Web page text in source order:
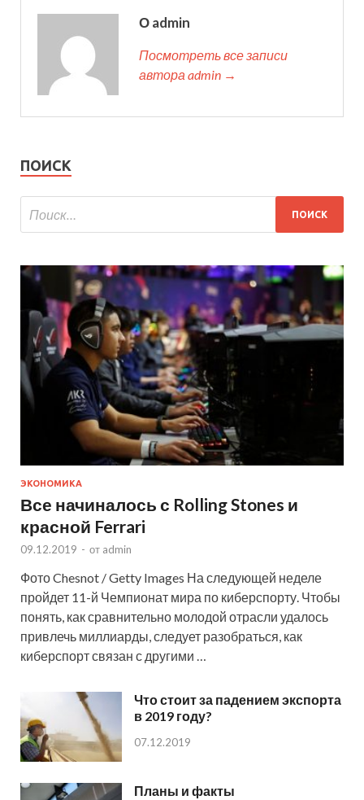
О admin
Посмотреть все записи
автора admin →
ПОИСК
ЭКОНОМИКА
Все начиналось с Rolling Stones и
красной Ferrari
09.12.2019 - от admin
Фото Chesnot / Getty Images На следующей неделе
пройдет 11-й Чемпионат мира по киберспорту. Чтобы
понять, как сравнительно молодой отрасли удалось
привлечь миллиарды, следует разобраться, как
киберспорт связан с другими …
Что стоит за падением экспорта
в 2019 году?
07.12.2019
Планы и факты